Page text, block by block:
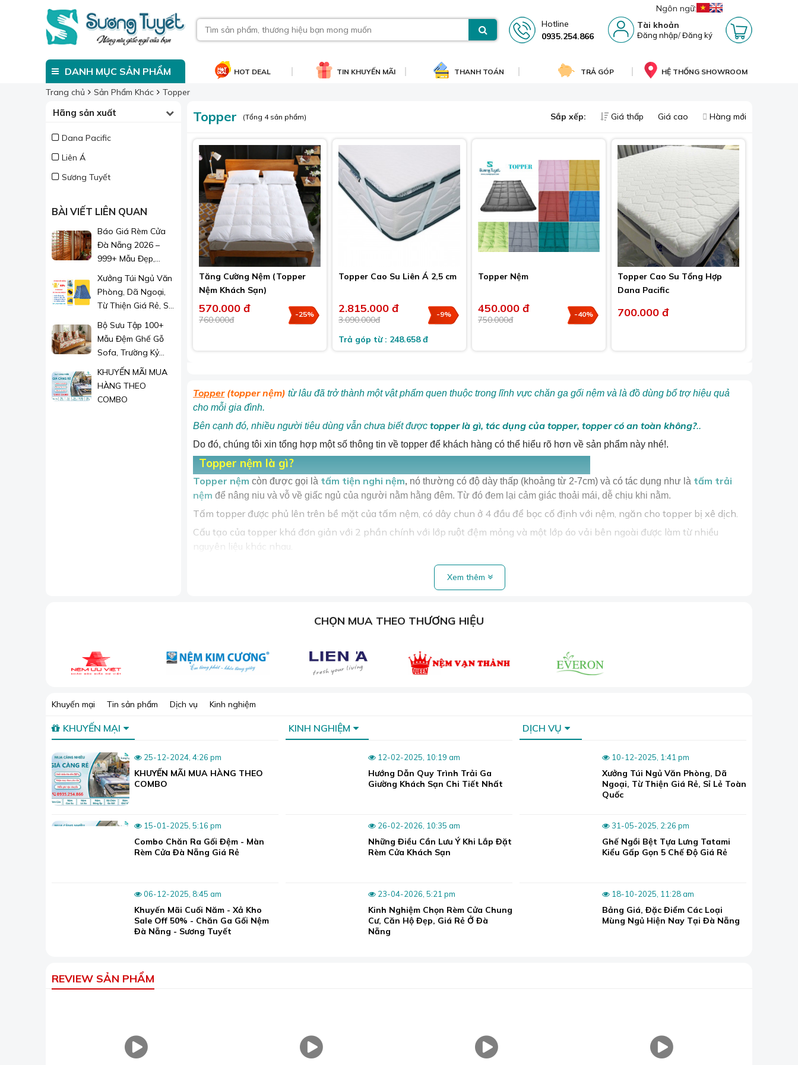
Ngôn ngữ:
Hotline
0935.254.866
Tài khoản
Đăng nhập/Đăng ký
DANH MỤC SẢN PHẨM HOT DEAL TIN KHUYẾN MÃI THANH TOÁN TRẢ GÓP HỆ THỐNG SHOWROOM
Trang chủ Sản Phẩm Khác Topper
Hãng sản xuất
Dana Pacific
Liên Á
Sương Tuyết
BÀI VIẾT LIÊN QUAN
Báo Giá Rèm Cửa
Đà Nẵng 2026 –
999+ Mẫu Đẹp,
Sang Trọng, Giá Chỉ
Từ 1xx.000đ/m²
Xưởng Túi Ngủ Văn
Phòng, Dã Ngoại,
Từ Thiện Giá Rẻ, Sỉ
Lẻ Toàn Quốc
Bộ Sưu Tập 100+
Mẫu Đệm Ghế Gỗ
Sofa, Trường Kỷ
Đẹp 2026
KHUYẾN MÃI MUA
HÀNG THEO
COMBO
Topper (Tổng 4 sản phẩm) Sắp xếp: Giá thấp Giá cao Hàng mới
Tăng Cường Nệm (Topper
Nệm Khách Sạn)
570.000 đ
760.000đ
-25%
Topper Cao Su Liên Á 2,5 cm
2.815.000 đ
3.090.000đ
-9%
Trả góp từ : 248.658 đ
Topper Nệm
450.000 đ
750.000đ
-40%
Topper Cao Su Tổng Hợp
Dana Pacific
700.000 đ
Topper (topper nệm) từ lâu đã trở thành một vật phẩm quen thuộc trong lĩnh vực chăn ga gối nệm và là đồ dùng bổ trợ hiệu quả
cho mỗi gia đình.
Bên cạnh đó, nhiều người tiêu dùng vẫn chưa biết đượctopper là gì, tác dụng của topper, topper có an toàn không?..
Do đó, chúng tôi xin tổng hợp một số thông tin về topper để khách hàng có thể hiểu rõ hơn về sản phẩm này nhé!.
Topper nệm là gì?
Topper nệm còn được gọi là tấm tiện nghi nệm, nó thường có độ dày thấp (khoảng từ 2-7cm) và có tác dụng như là tấm trải
nệm để nâng niu và vỗ về giấc ngủ của người nằm hằng đêm. Từ đó đem lại cảm giác thoải mái, dễ chịu khi nằm.
Tấm topper được phủ lên trên bề mặt của tấm nệm, có dây chun ở 4 đầu để bọc cố định với nệm, ngăn cho topper bị xê dịch.
Cấu tạo của topper khá đơn giản với 2 phần chính với lớp ruột đệm mỏng và một lớp áo vải bên ngoài được làm từ nhiều
nguyên liệu khác nhau.
Topper nệm - Tấm tiện nghi nệm
Topper rất hữu dụng cho những gia đình đang có sẵn nệm, chưa có nhu cầu thay mới, nhưng những tấm nệm đó đã cũ hoặc là thô
cứng.
Xem thêm
CHỌN MUA THEO THƯƠNG HIỆU
Khuyến mại Tin sản phẩm Dịch vụ Kinh nghiệm
KHUYẾN MẠI
25-12-2024, 4:26 pm
KHUYẾN MÃI MUA HÀNG THEO
COMBO
15-01-2025, 5:16 pm
Combo Chăn Ra Gối Đệm - Màn
Rèm Cửa Đà Nẵng Giá Rẻ
06-12-2025, 8:45 am
Khuyến Mãi Cuối Năm - Xả Kho
Sale Off 50% - Chăn Ga Gối Nệm
Đà Nẵng - Sương Tuyết
KINH NGHIỆM
12-02-2025, 10:19 am
Hướng Dẫn Quy Trình Trải Ga
Giường Khách Sạn Chi Tiết Nhất
26-02-2026, 10:35 am
Những Điều Cần Lưu Ý Khi Lắp Đặt
Rèm Cửa Khách Sạn
23-04-2026, 5:21 pm
Kinh Nghiệm Chọn Rèm Cửa Chung
Cư, Căn Hộ Đẹp, Giá Rẻ Ở Đà
Nẵng
DỊCH VỤ
10-12-2025, 1:41 pm
Xưởng Túi Ngủ Văn Phòng, Dã
Ngoại, Từ Thiện Giá Rẻ, Sỉ Lẻ Toàn
Quốc
31-05-2025, 2:26 pm
Ghế Ngồi Bệt Tựa Lưng Tatami
Kiểu Gấp Gọn 5 Chế Độ Giá Rẻ
18-10-2025, 11:28 am
Bảng Giá, Đặc Điểm Các Loại
Mùng Ngủ Hiện Nay Tại Đà Nẵng
REVIEW SẢN PHẨM